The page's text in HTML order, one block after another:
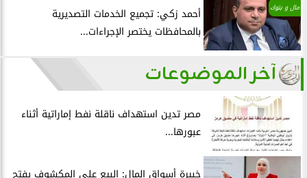
مال و بنوك
أحمد زكي: تجميع الخدمات التصديرية
بالمحافظات يختصر الإجراءات...
آخر الموضوعات
مصر تدين استهداف ناقلة نفط إماراتية أثناء
عبورها...
خبيرة أسواق المال: البيع على المكشوف يفتح